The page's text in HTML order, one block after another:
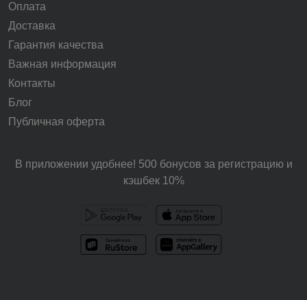
Оплата
Доставка
Гарантия качества
Важная информация
Контакты
Блог
Публичная оферта
В приложении удобнее! 500 бонусов за регистрацию и
кэшбек 10%